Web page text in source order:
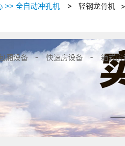
营业执照
>> 全自动冲孔机 轻钢龙骨机
厢设备 快速房设备 箱式房